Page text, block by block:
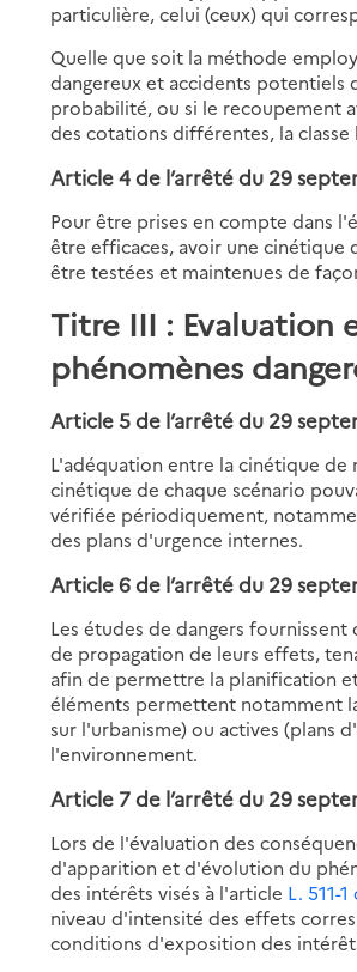
particulière, celui (ceux) qui
Quelle que soit la méthode
dangereux et accidents potentiels
probabilité, ou si le recoupement
des cotations différentes, la
Article 4 de l’arrêté du 29
Pour être prises en compte dans
être efficaces, avoir une cinétique
être testées et maintenues de
Titre III : Evaluation
phénomènes
Article 5 de l’arrêté du 29
L'adéquation entre la cinétique de
cinétique de chaque scénario
vérifiée périodiquement,
des plans d'urgence internes.
Article 6 de l’arrêté du 29
Les études de dangers
de propagation de leurs effets,
afin de permettre la planification
éléments permettent notamment
sur l'urbanisme) ou actives (plans
l'environnement.
Article 7 de l’arrêté du 29
Lors de l'évaluation des
d'apparition et d'évolution du
des intérêts visés à l'article L. 511-
niveau d'intensité des effets
conditions d'exposition des